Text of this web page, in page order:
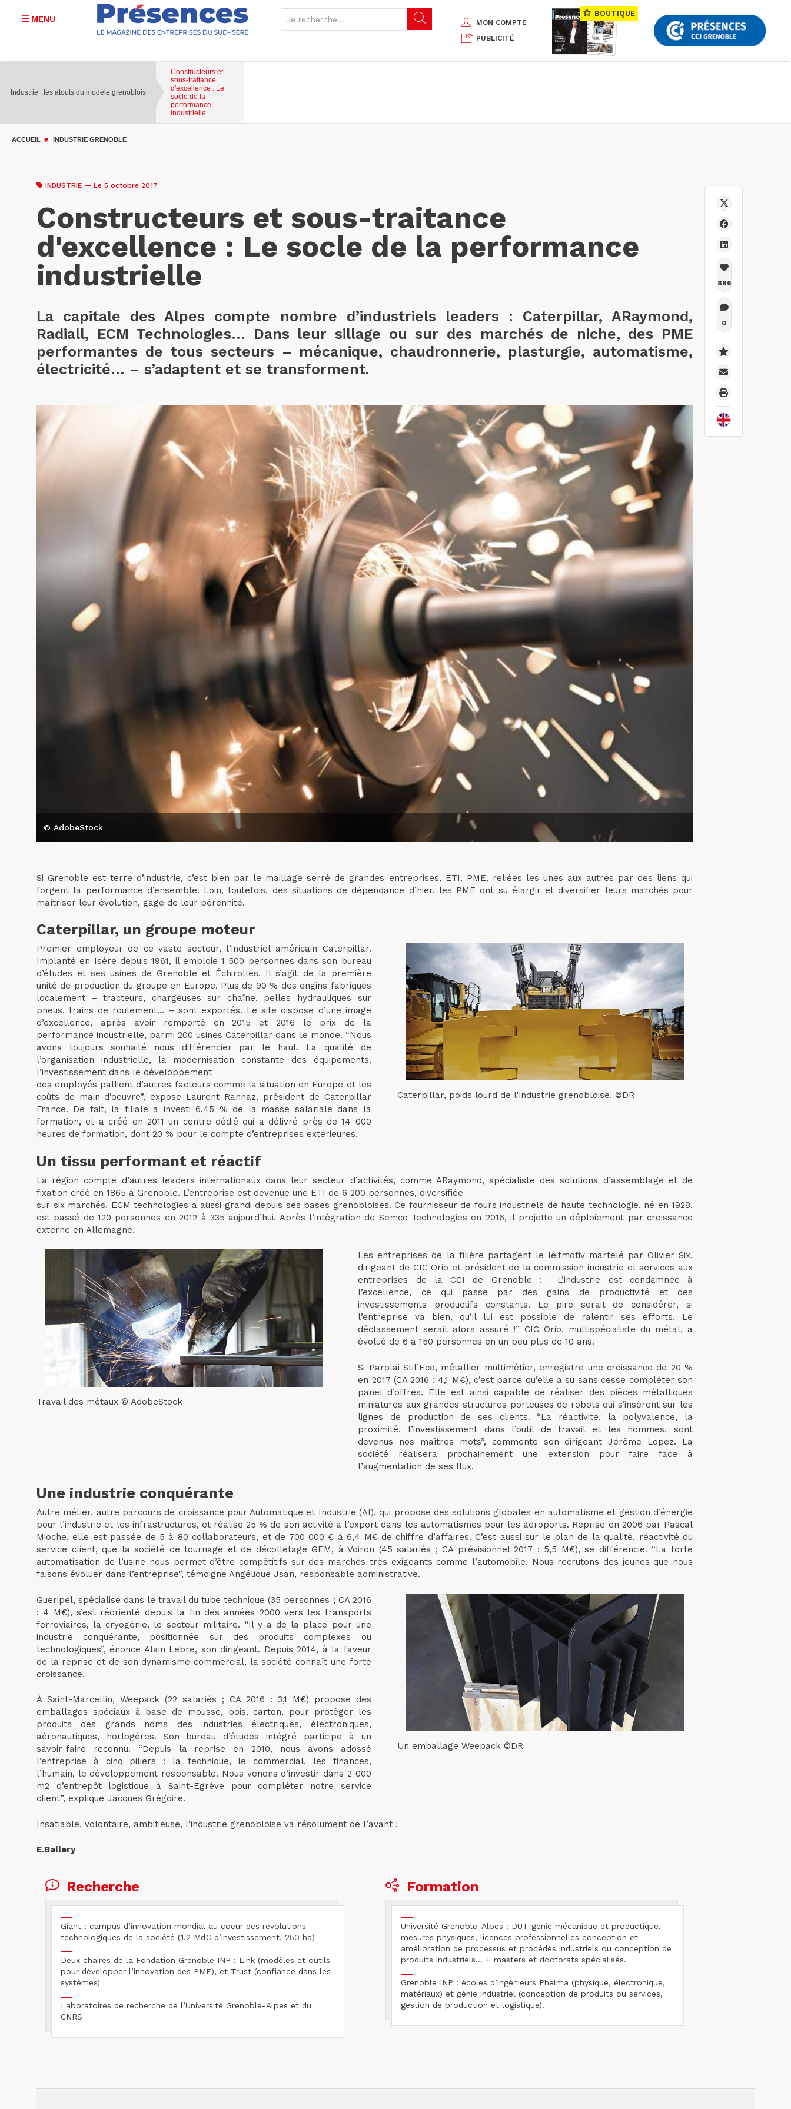
MENU
MON COMPTE
PUBLICITÉ
BOUTIQUE
Industrie : les atouts du modèle grenoblois
Constructeurs et
sous-traitance
d'excellence : Le
socle de la
performance
industrielle
ACCUEIL INDUSTRIE GRENOBLE
INDUSTRIE — Le 5 octobre 2017
Constructeurs et sous-traitance
d'excellence : Le socle de la performance
industrielle
La capitale des Alpes compte nombre d’industriels leaders : Caterpillar, ARaymond,
Radiall, ECM Technologies… Dans leur sillage ou sur des marchés de niche, des PME
performantes de tous secteurs – mécanique, chaudronnerie, plasturgie, automatisme,
électricité… – s’adaptent et se transforment.
© AdobeStock
Si Grenoble est terre d’industrie, c’est bien par le maillage serré de grandes entreprises, ETI, PME, reliées les unes aux autres par des liens qui
forgent la performance d’ensemble. Loin, toutefois, des situations de dépendance d’hier, les PME ont su élargir et diversifier leurs marchés pour
maîtriser leur évolution, gage de leur pérennité.
Caterpillar, un groupe moteur
Caterpillar, poids lourd de l'industrie grenobloise. ©DR
Premier employeur de ce vaste secteur, l’industriel américain Caterpillar.
Implanté en Isère depuis 1961, il emploie 1 500 personnes dans son bureau
d’études et ses usines de Grenoble et Échirolles. Il s’agit de la première
unité de production du groupe en Europe. Plus de 90 % des engins fabriqués
localement – tracteurs, chargeuses sur chaîne, pelles hydrauliques sur
pneus, trains de roulement… – sont exportés. Le site dispose d’une image
d’excellence, après avoir remporté en 2015 et 2016 le prix de la
performance industrielle, parmi 200 usines Caterpillar dans le monde. “Nous
avons toujours souhaité nous différencier par le haut. La qualité de
l’organisation industrielle, la modernisation constante des équipements,
l’investissement dans le développement
des employés pallient d’autres facteurs comme la situation en Europe et les
coûts de main-d’oeuvre”, expose Laurent Rannaz, président de Caterpillar
France. De fait, la filiale a investi 6,45 % de la masse salariale dans la
formation, et a créé en 2011 un centre dédié qui a délivré près de 14 000
heures de formation, dont 20 % pour le compte d’entreprises extérieures.
Un tissu performant et réactif
La région compte d’autres leaders internationaux dans leur secteur d’activités, comme ARaymond, spécialiste des solutions d’assemblage et de
fixation créé en 1865 à Grenoble. L’entreprise est devenue une ETI de 6 200 personnes, diversifiée
sur six marchés. ECM technologies a aussi grandi depuis ses bases grenobloises. Ce fournisseur de fours industriels de haute technologie, né en 1928,
est passé de 120 personnes en 2012 à 335 aujourd’hui. Après l’intégration de Semco Technologies en 2016, il projette un déploiement par croissance
externe en Allemagne.
Travail des métaux © AdobeStock
Les entreprises de la filière partagent le leitmotiv martelé par Olivier Six,
dirigeant de CIC Orio et président de la commission industrie et services aux
entreprises de la CCI de Grenoble : L’industrie est condamnée à
l’excellence, ce qui passe par des gains de productivité et des
investissements productifs constants. Le pire serait de considérer, si
l’entreprise va bien, qu’il lui est possible de ralentir ses efforts. Le
déclassement serait alors assuré !” CIC Orio, multispécialiste du métal, a
évolué de 6 à 150 personnes en un peu plus de 10 ans.
Si Parolai Stil’Eco, métallier multimétier, enregistre une croissance de 20 %
en 2017 (CA 2016 : 4,1 M€), c’est parce qu’elle a su sans cesse compléter son
panel d’offres. Elle est ainsi capable de réaliser des pièces métalliques
miniatures aux grandes structures porteuses de robots qui s’insèrent sur les
lignes de production de ses clients. “La réactivité, la polyvalence, la
proximité, l’investissement dans l’outil de travail et les hommes, sont
devenus nos maîtres mots”, commente son dirigeant Jérôme Lopez. La
société réalisera prochainement une extension pour faire face à
l’augmentation de ses flux.
Une industrie conquérante
Autre métier, autre parcours de croissance pour Automatique et Industrie (AI), qui propose des solutions globales en automatisme et gestion d’énergie
pour l’industrie et les infrastructures, et réalise 25 % de son activité à l’export dans les automatismes pour les aéroports. Reprise en 2006 par Pascal
Mioche, elle est passée de 5 à 80 collaborateurs, et de 700 000 € à 6,4 M€ de chiffre d’affaires. C’est aussi sur le plan de la qualité, réactivité du
service client, que la société de tournage et de décolletage GEM, à Voiron (45 salariés ; CA prévisionnel 2017 : 5,5 M€), se différencie. “La forte
automatisation de l’usine nous permet d’être compétitifs sur des marchés très exigeants comme l’automobile. Nous recrutons des jeunes que nous
faisons évoluer dans l’entreprise”, témoigne Angélique Jsan, responsable administrative.
Un emballage Weepack ©DR
Gueripel, spécialisé dans le travail du tube technique (35 personnes ; CA 2016
: 4 M€), s’est réorienté depuis la fin des années 2000 vers les transports
ferroviaires, la cryogénie, le secteur militaire. “Il y a de la place pour une
industrie conquérante, positionnée sur des produits complexes ou
technologiques”, énonce Alain Lebre, son dirigeant. Depuis 2014, à la faveur
de la reprise et de son dynamisme commercial, la société connaît une forte
croissance.
À Saint-Marcellin, Weepack (22 salariés ; CA 2016 : 3,1 M€) propose des
emballages spéciaux à base de mousse, bois, carton, pour protéger les
produits des grands noms des industries électriques, électroniques,
aéronautiques, horlogères. Son bureau d’études intégré participe à un
savoir-faire reconnu. “Depuis la reprise en 2010, nous avons adossé
l’entreprise à cinq piliers : la technique, le commercial, les finances,
l’humain, le développement responsable. Nous venons d’investir dans 2 000
m2 d’entrepôt logistique à Saint-Égrève pour compléter notre service
client”, explique Jacques Grégoire.
Insatiable, volontaire, ambitieuse, l’industrie grenobloise va résolument de l’avant !
E.Ballery
Recherche
Giant : campus d’innovation mondial au coeur des révolutions
technologiques de la société (1,2 Md€ d’investissement, 250 ha)
Deux chaires de la Fondation Grenoble INP : Link (modèles et outils
pour développer l’innovation des PME), et Trust (confiance dans les
systèmes)
Laboratoires de recherche de l’Université Grenoble-Alpes et du
CNRS
Formation
Université Grenoble-Alpes : DUT génie mécanique et productique,
mesures physiques, licences professionnelles conception et
amélioration de processus et procédés industriels ou conception de
produits industriels… + masters et doctorats spécialisés.
Grenoble INP : écoles d’ingénieurs Phelma (physique, électronique,
matériaux) et génie industriel (conception de produits ou services,
gestion de production et logistique).
886
0